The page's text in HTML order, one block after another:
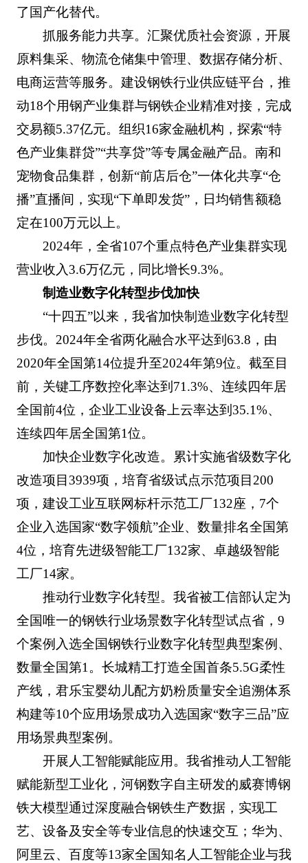
了国产化替代。
抓服务能力共享。汇聚优质社会资源，开展
原料集采、物流仓储集中管理、数据存储分析、
电商运营等服务。建设钢铁行业供应链平台，推
动18个用钢产业集群与钢铁企业精准对接，完成
交易额5.37亿元。组织16家金融机构，探索“特
色产业集群贷”“共享贷”等专属金融产品。南和
宠物食品集群，创新“前店后仓”一体化共享“仓
播”直播间，实现“下单即发货”，日均销售额稳
定在100万元以上。
2024年，全省107个重点特色产业集群实现
营业收入3.6万亿元，同比增长9.3%。
制造业数字化转型步伐加快
“十四五”以来，我省加快制造业数字化转型
步伐。2024年全省两化融合水平达到63.8，由
2020年全国第14位提升至2024年第9位。截至目
前，关键工序数控化率达到71.3%、连续四年居
全国前4位，企业工业设备上云率达到35.1%、
连续四年居全国第1位。
加快企业数字化改造。累计实施省级数字化
改造项目3939项，培育省级试点示范项目200
项，建设工业互联网标杆示范工厂132座，7个
企业入选国家“数字领航”企业、数量排名全国第
4位，培育先进级智能工厂132家、卓越级智能
工厂14家。
推动行业数字化转型。我省被工信部认定为
全国唯一的钢铁行业场景数字化转型试点省，9
个案例入选全国钢铁行业数字化转型典型案例、
数量全国第1。长城精工打造全国首条5.5G柔性
产线，君乐宝婴幼儿配方奶粉质量安全追溯体系
构建等10个应用场景成功入选国家“数字三品”应
用场景典型案例。
开展人工智能赋能应用。我省推动人工智能
赋能新型工业化，河钢数字自主研发的威赛博钢
铁大模型通过深度融合钢铁生产数据，实现工
艺、设备及安全等专业信息的快速交互；华为、
阿里云、百度等13家全国知名人工智能企业与我